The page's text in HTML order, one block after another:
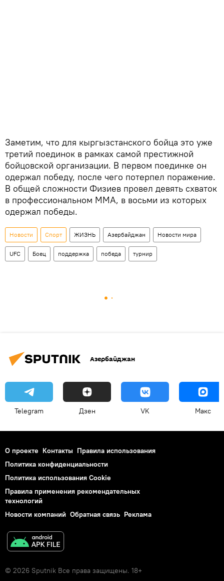
Заметим, что для кыргызстанского бойца это уже
третий поединок в рамках самой престижной
бойцовской организации. В первом поединке он
одержал победу, после чего потерпел поражение.
В общей сложности Физиев провел девять схваток
в профессиональном ММА, в восьми из которых
одержал победы.
Новости Спорт ЖИЗНЬ Азербайджан Новости мира
UFC Боец поддержка победа турнир
Азербайджан
Telegram Дзен VK Макс
О проекте Контакты Правила использования
Политика конфиденциальности
Политика использования Cookie
Правила применения рекомендательных
технологий
Новости компаний Обратная связь Реклама
© 2026 Sputnik Все права защищены. 18+